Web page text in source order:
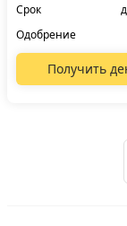
Срок
Одобрение
Получить